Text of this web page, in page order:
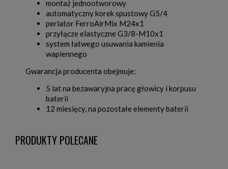
montaż jednootworowy
automatyczny korek spustowy G5/4
perlator FerroAirMix M24x1
przyłącze elastyczne G3/8-M10x1
system łatwego usuwania kamienia
wapiennego
Gwarancja producenta obejmuje:
5 lat na bezawaryjna pracę głowicy i korpusu
baterii
12 miesięcy, na pozostałe elementy baterii
PRODUKTY POLECANE